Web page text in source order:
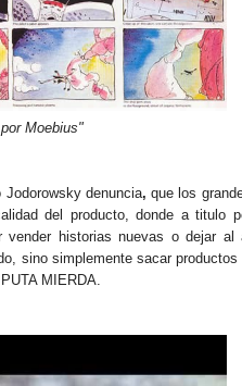
Moebius"
denuncia,que los
del producto, donde a titulo
historias nuevas o dejar al
sino simplemente sacar
MIERDA.